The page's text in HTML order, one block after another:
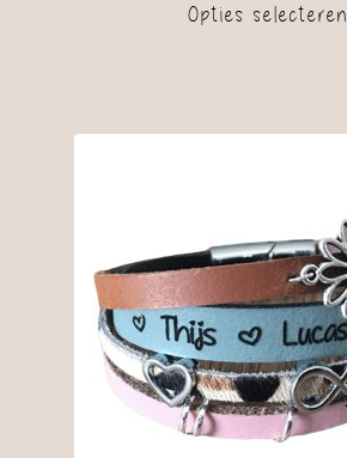
Opties selecteren